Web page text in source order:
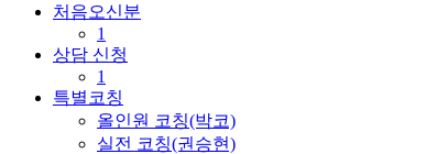
처음오신분
1
상담 신청
1
특별코칭
올인원 코칭(박코)
실전 코칭(권승현)